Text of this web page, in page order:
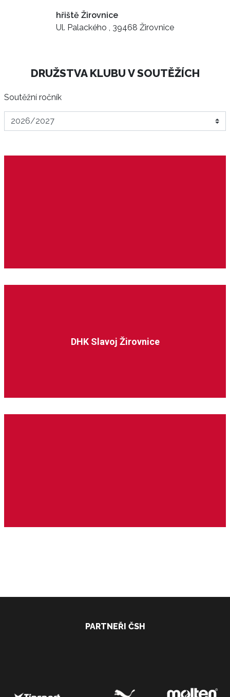
hřiště Žirovnice
Ul. Palackého , 39468 Žirovnice
DRUŽSTVA KLUBU V SOUTĚŽÍCH
Soutěžní ročník
DHK Slavoj Žirovnice
PARTNEŘI ČSH